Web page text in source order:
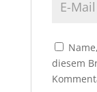
diesem